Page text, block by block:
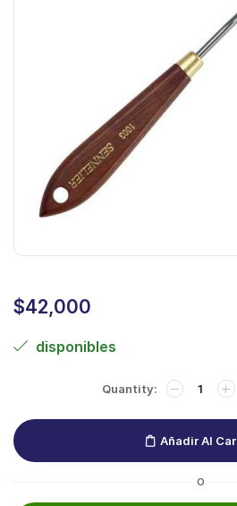
$42,000
disponibles
Añadir Al
O